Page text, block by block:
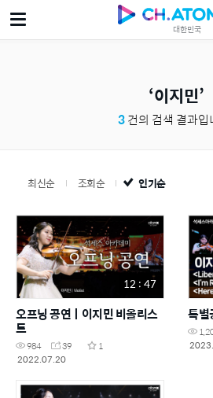
대한민국
이지민
3건의 검색 결과입
최신순 조회순 인기순
12 : 47
오프닝 공연ㅣ이지민 비올리스
트
984 39
1
2022.07.20
특별